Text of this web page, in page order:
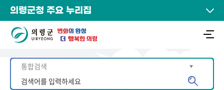
의령군청 주요 누리집